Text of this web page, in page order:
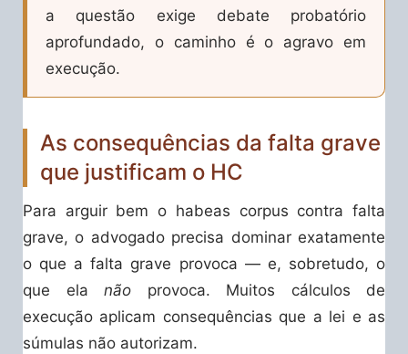
a questão exige debate probatório
aprofundado, o caminho é o agravo em
execução.
As consequências da falta grave
que justificam o HC
Para arguir bem o habeas corpus contra falta
grave, o advogado precisa dominar exatamente
o que a falta grave provoca — e, sobretudo, o
que ela não provoca. Muitos cálculos de
execução aplicam consequências que a lei e as
súmulas não autorizam.